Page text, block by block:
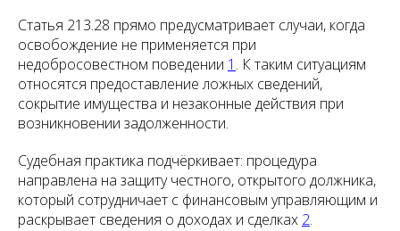
Статья 213.28 прямо предусматривает случаи, когда
освобождение не применяется при
недобросовестном поведении 1 . К таким ситуациям
относятся предоставление ложных сведений,
сокрытие имущества и незаконные действия при
возникновении задолженности.
Судебная практика подчёркивает: процедура
направлена на защиту честного, открытого должника,
который сотрудничает с финансовым управляющим и
раскрывает сведения о доходах и сделках 2.